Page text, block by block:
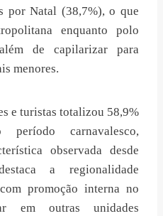
por Natal (38,7%), o que
enquanto polo
de capilarizar para
menores.
e turistas totalizou 58,9%
carnavalesco,
observada desde
a regionalidade
promoção interna no
em outras unidades